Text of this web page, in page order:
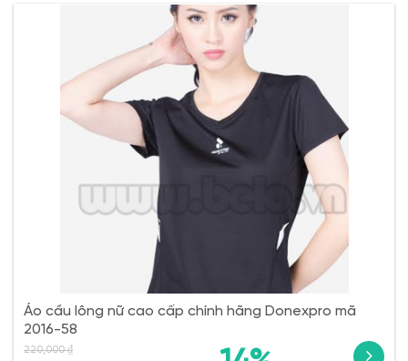
Áo cầu lông nữ cao cấp chính hãng Donexpro mã
2016-58
220,000₫